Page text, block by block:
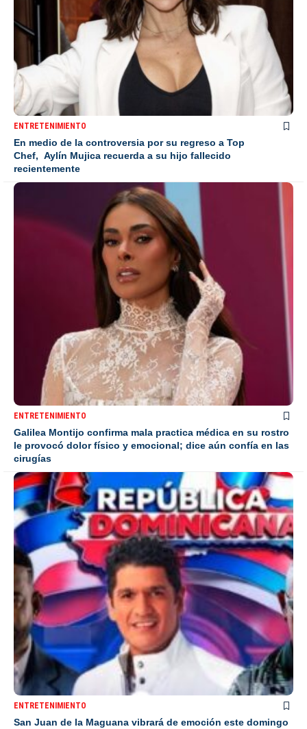
ENTRETENIMIENTO
En medio de la controversia por su regreso a Top
Chef, Aylín Mujica recuerda a su hijo fallecido
recientemente
ENTRETENIMIENTO
Galilea Montijo confirma mala practica médica en su rostro
le provocó dolor físico y emocional; dice aún confía en las
cirugías
ENTRETENIMIENTO
San Juan de la Maguana vibrará de emoción este domingo